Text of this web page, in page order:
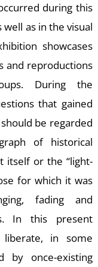
during this
as in the visual
showcases
and reproductions
During the
that gained
be regarded
of historical
itself or the “light-
for which it was
fading and
In this present
in some
by once-existing